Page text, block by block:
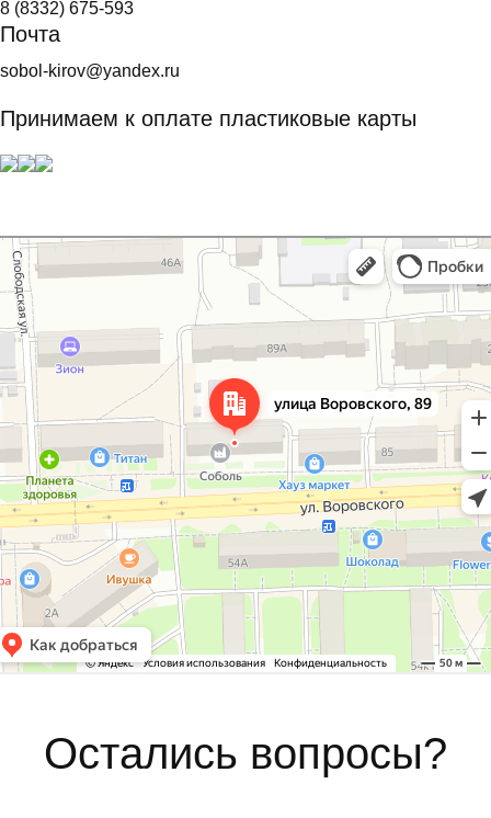
8 (8332) 675-593
Почта
sobol-kirov@yandex.ru
Принимаем к оплате пластиковые карты
Остались вопросы?